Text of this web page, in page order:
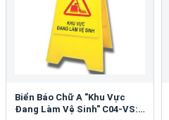
Biển Báo Chữ A "Khu Vực
Đang Làm Vệ Sinh" C04-VS: